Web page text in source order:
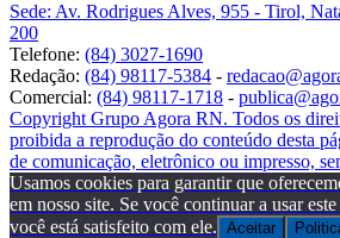
Sede: Av. Rodrigues Alves, 955 - Tirol,
200
Telefone: (84) 3027-1690
Redação: (84) 98117-5384 -
Comercial: (84) 98117-1718 -
Copyright Grupo Agora RN. Todos os
proibida a reprodução do conteúdo desta
de comunicação, eletrônico ou impresso,
Usamos cookies para garantir que
em nosso site. Se você continuar a usar
você está satisfeito com ele. Aceitar